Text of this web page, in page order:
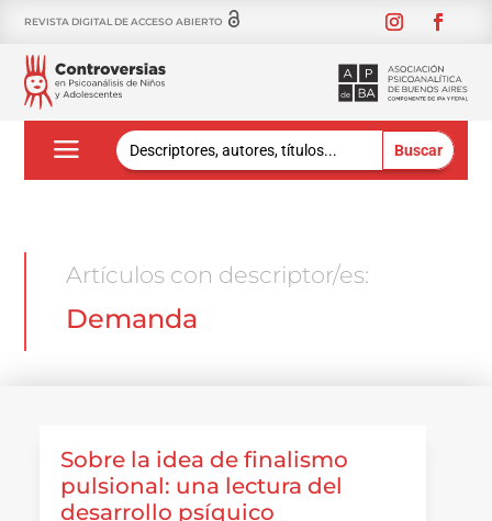
REVISTA DIGITAL DE ACCESO ABIERTO
Buscar:
Artículos con descriptor/es:
Demanda
Sobre la idea de finalismo
pulsional: una lectura del
desarrollo psíquico